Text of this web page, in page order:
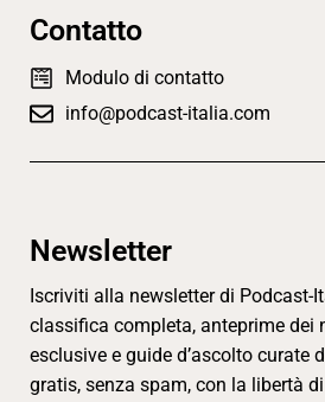
Contatto
Modulo di contatto
info@podcast-italia.com
Newsletter
Iscriviti alla newsletter di Podcast-
classifica completa, anteprime dei
esclusive e guide d’ascolto curate
gratis, senza spam, con la libertà